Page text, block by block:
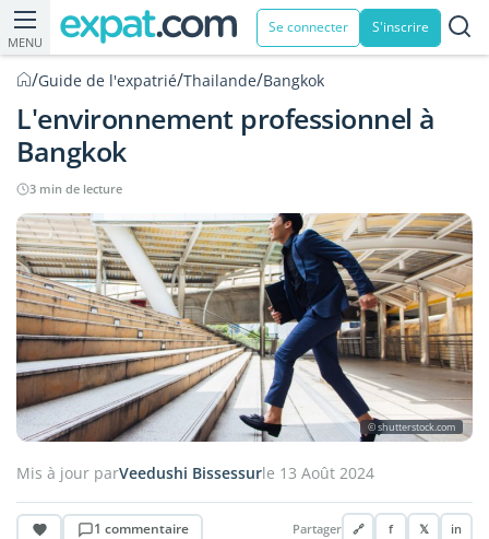
MENU
Se connecter S'inscrire
/Guide de l'expatrié/Thailande/Bangkok
L'environnement professionnel à
Bangkok
3 min de lecture
© shutterstock.com
Mis à jour parVeedushi Bissessurle 13 Août 2024
1 commentaire Partager 🔗 f 𝕏 in